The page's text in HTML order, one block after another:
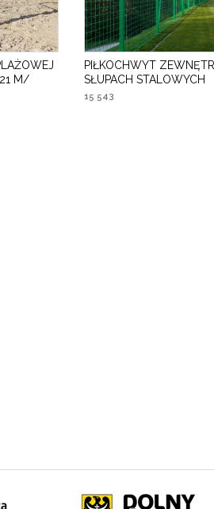
M/
PIŁKOCHWYT
SŁUPACH STALOWYCH
15 543